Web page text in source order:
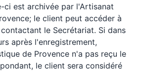
ci est archivée par l'Artisanat
le client peut accéder à
le Secrétariat. Si dans
après l'enregistrement,
de Provence n'a pas reçu le
le client sera considéré